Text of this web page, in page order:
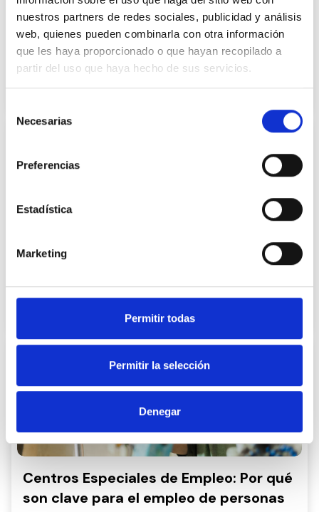
nuestros partners de redes sociales, publicidad y análisis
web, quienes pueden combinarla con otra información
que les haya proporcionado o que hayan recopilado a
partir del uso que haya hecho de sus servicios.
Necesarias
Preferencias
Estadística
Marketing
Permitir todas
Permitir la selección
Denegar
encontrar trabajo
El currículum es la tarjeta de presentación de un/a
candidato/a a una oferta laboral. En el siguiente
artículo te damos algunos consejos para que
encuentres el trabajo que estás buscando.
¿Se puede trabajar con una
de 55 años?
Centros Especiales de Empleo: Por qué
son clave para el empleo de personas